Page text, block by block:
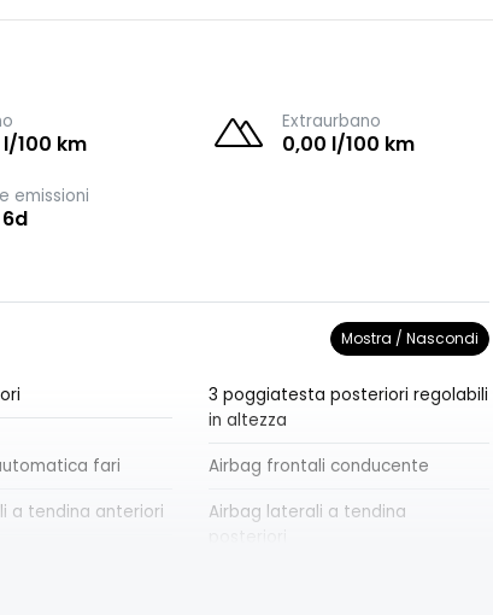
100 km
Extraurbano
0,00 l/100 km
emissioni
Mostra / Nascondi
3 poggiatesta posteriori regolabili
in altezza
fari
Airbag frontali conducente
a tendina anteriori
Airbag laterali a tendina